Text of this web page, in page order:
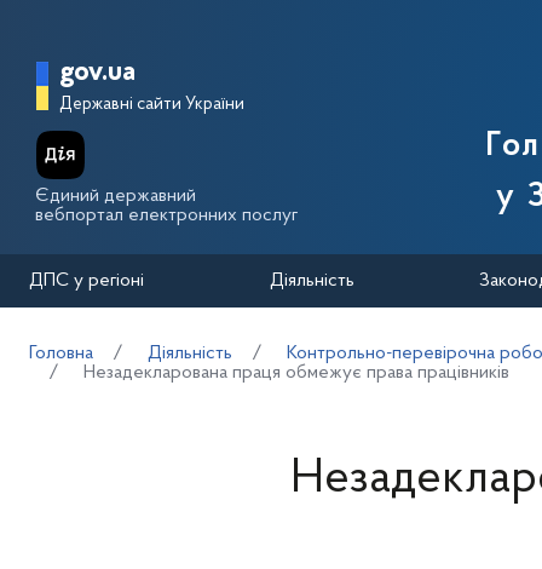
Головна сторінка Державної
gov.ua
Державні сайти України
Єдиний державний
вебпортал електронних послуг
у
ДПС у регіоні Діяльність
Головна Діяльність
Контрольно-перевірочна
Незадекларована праця обмежує права працівників